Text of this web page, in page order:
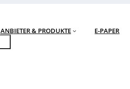
ANBIETER & PRODUKTE E-PAPER